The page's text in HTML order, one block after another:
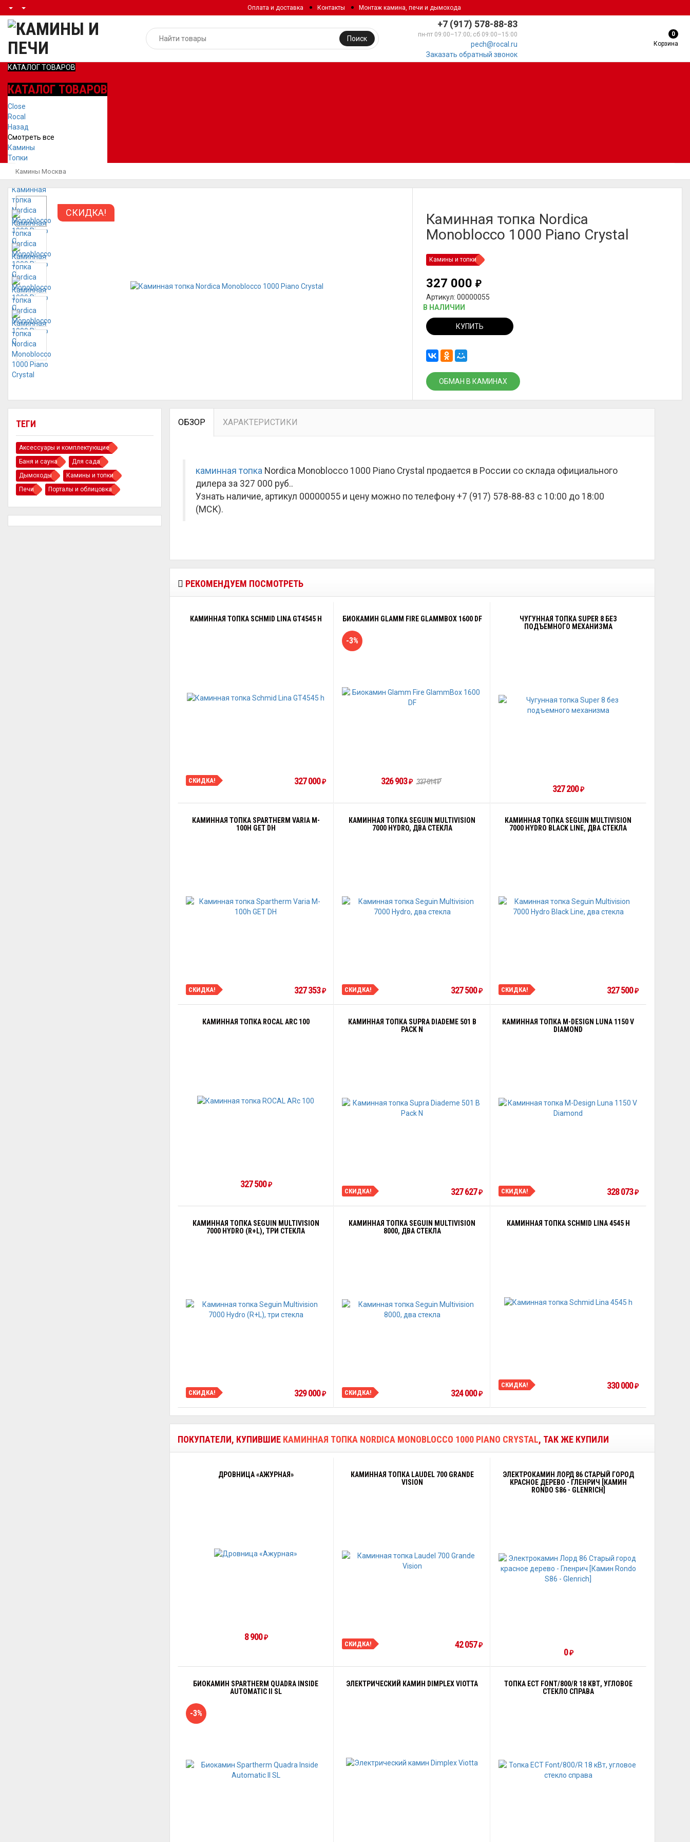
Оплата и доставка Контакты Монтаж камина, печи и дымохода
+7 (917) 578-88-83
пн-пт 09:00–17:00; сб 09:00–15:00
pech@rocal.ru
Заказать обратный звонок
Поиск
0
Корзина
КАТАЛОГ ТОВАРОВ
КАТАЛОГ ТОВАРОВ
Close
Rocal
Назад
Смотреть все
Камины
Топки
Камины Москва
СКИДКА!
Каминная топка Nordica
Monoblocco 1000 Piano Crystal
Камины и топки
327 000₽
Артикул: 00000055
В НАЛИЧИИ
КУПИТЬ
ОБМАН В КАМИНАХ
ТЕГИ
Аксессуары и комплектующие
Баня и сауна
Для сада
Дымоходы
Камины и топки
Печи
Порталы и облицовка
ОБЗОР ХАРАКТЕРИСТИКИ
каминная топка Nordica Monoblocco 1000 Piano Crystal продается в России со склада официального
дилера за 327 000 руб..
Узнать наличие, артикул 00000055 и цену можно по телефону +7 (917) 578-88-83 с 10:00 до 18:00
(МСК).
РЕКОМЕНДУЕМ ПОСМОТРЕТЬ
КАМИННАЯ ТОПКА SCHMID LINA GT4545 H
СКИДКА! 327 000₽
БИОКАМИН GLAMM FIRE GLAMMBOX 1600 DF
-3%
326 903₽ 337 014₽
ЧУГУННАЯ ТОПКА SUPER 8 БЕЗ
ПОДЪЕМНОГО МЕХАНИЗМА
327 200₽
КАМИННАЯ ТОПКА SPARTHERM VARIA M-
100H GET DH
СКИДКА! 327 353₽
КАМИННАЯ ТОПКА SEGUIN MULTIVISION
7000 HYDRO, ДВА СТЕКЛА
СКИДКА! 327 500₽
КАМИННАЯ ТОПКА SEGUIN MULTIVISION
7000 HYDRO BLACK LINE, ДВА СТЕКЛА
СКИДКА! 327 500₽
КАМИННАЯ ТОПКА ROCAL ARC 100
327 500₽
КАМИННАЯ ТОПКА SUPRA DIADEME 501 B
PACK N
СКИДКА! 327 627₽
КАМИННАЯ ТОПКА M-DESIGN LUNA 1150 V
DIAMOND
СКИДКА! 328 073₽
КАМИННАЯ ТОПКА SEGUIN MULTIVISION
7000 HYDRO (R+L), ТРИ СТЕКЛА
СКИДКА! 329 000₽
КАМИННАЯ ТОПКА SEGUIN MULTIVISION
8000, ДВА СТЕКЛА
СКИДКА! 324 000₽
КАМИННАЯ ТОПКА SCHMID LINA 4545 H
СКИДКА! 330 000₽
ПОКУПАТЕЛИ, КУПИВШИЕ КАМИННАЯ ТОПКА NORDICA MONOBLOCCO 1000 PIANO CRYSTAL, ТАК ЖЕ КУПИЛИ
ДРОВНИЦА «АЖУРНАЯ»
8 900₽
КАМИННАЯ ТОПКА LAUDEL 700 GRANDE
VISION
СКИДКА! 42 057₽
ЭЛЕКТРОКАМИН ЛОРД 86 СТАРЫЙ ГОРОД
КРАСНОЕ ДЕРЕВО - ГЛЕНРИЧ [КАМИН
RONDO S86 - GLENRICH]
0₽
БИОКАМИН SPARTHERM QUADRA INSIDE
AUTOMATIC II SL
-3%
ЭЛЕКТРИЧЕСКИЙ КАМИН DIMPLEX VIOTTA
ТОПКА ECT FONT/800/R 18 КВТ, УГЛОВОЕ
СТЕКЛО СПРАВА